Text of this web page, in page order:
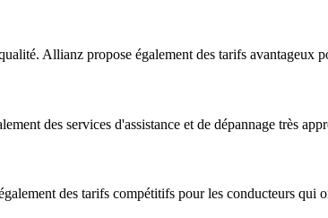
Allianz propose également des tarifs avantageux
des services d'assistance et de dépannage très
des tarifs compétitifs pour les conducteurs qui